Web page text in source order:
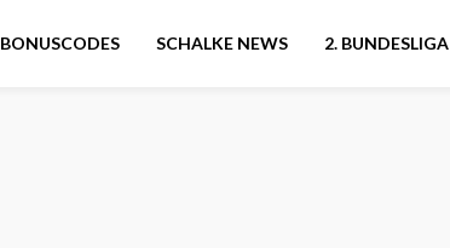
BONUSCODES SCHALKE NEWS 2. BUNDESLIGA